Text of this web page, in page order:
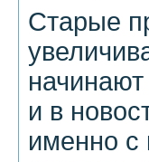
Старые
и в
именно с